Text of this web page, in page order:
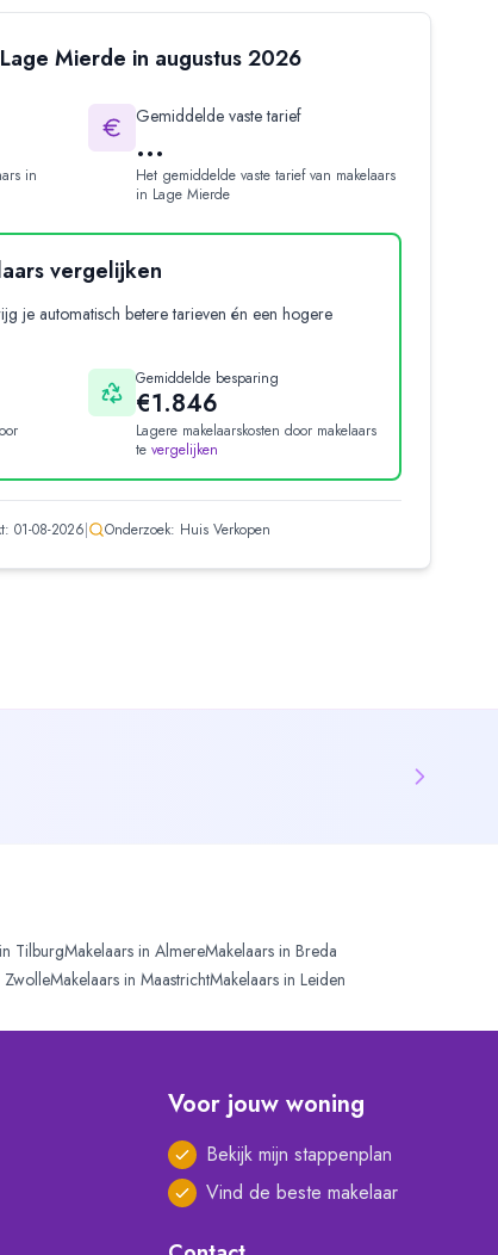
Lage Mierde in augustus2026
in
Gemiddelde vaste tarief
...
Het gemiddelde vaste tarief van makelaars
in Lage Mierde
vergelijken
je automatisch betere tarieven én een hogere
Gemiddelde besparing
€1.846
Lagere makelaarskosten door makelaars
te vergelijken
01-08-2026| Onderzoek: Huis Verkopen
TilburgMakelaars in AlmereMakelaars in Breda
ZwolleMakelaars in MaastrichtMakelaars in Leiden
Voor jouw woning
Bekijk mijn stappenplan
Vind de beste makelaar